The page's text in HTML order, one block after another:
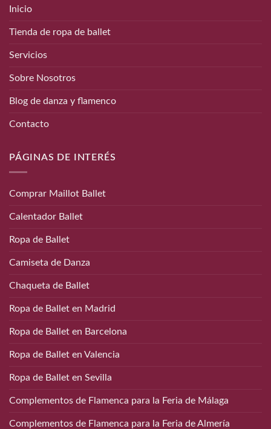
Inicio
Tienda de ropa de ballet
Servicios
Sobre Nosotros
Blog de danza y flamenco
Contacto
PÁGINAS DE INTERÉS
Comprar Maillot Ballet
Calentador Ballet
Ropa de Ballet
Camiseta de Danza
Chaqueta de Ballet
Ropa de Ballet en Madrid
Ropa de Ballet en Barcelona
Ropa de Ballet en Valencia
Ropa de Ballet en Sevilla
Complementos de Flamenca para la Feria de Málaga
Complementos de Flamenca para la Feria de Almería